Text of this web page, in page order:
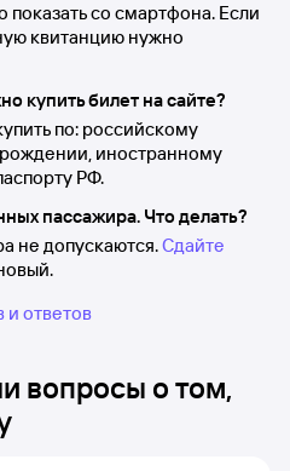
показать со смартфона. Если
квитанцию нужно
купить билет на сайте?
по: российскому
рождении, иностранному
РФ.
пассажира. Что делать?
не допускаются.Сдайте
и ответов
вопросы о том,